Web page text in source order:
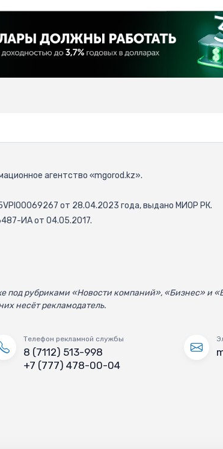
агентство «mgorod.kz».
от 28.04.2023 года, выдано МИОР РК.
ИА от 04.05.2017.
под рубриками «Новости компаний», «Бизнес» и
несёт рекламодатель.
Телефон рекламной службы
8 (7112) 513-998
+7 (777) 478-00-04